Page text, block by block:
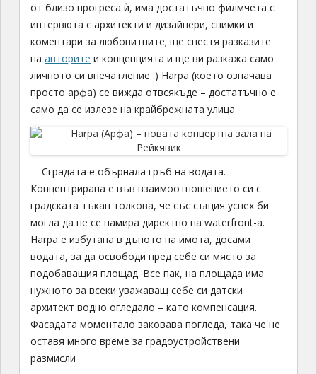
от близо прогреса ѝ, има достатъчно филмчета с
интервюта с архитекти и дизайнери, снимки и
коментари за любопитните; ще спестя разказите
на авторите и концепцията и ще ви разкажа само
личното си впечатление :) Harpa (което означава
просто арфа) се вижда отвсякъде – достатъчно е
само да се излезе на крайбрежната улица
Сградата е обърнала гръб на водата.
Концентрирана e във взаимоотношението си с
градската тъкан толкова, че със същия успех би
могла да не се намира директно на waterfront-а.
Harpa е избутана в дъното на имота, досами
водата, за да освободи пред себе си място за
подобаващия площад. Все пак, на площада има
нужното за всеки уважаващ себе си датски
архитект водно огледало – като компенсация.
Фасадата моментало заковава погледа, така че не
оставя много време за градоустройствени
размисли